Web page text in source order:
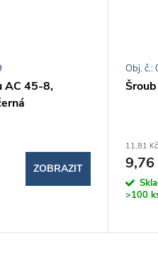
AC 45-8,
ZOBRAZIT
11,81
9,76
>100
Obj. č.: